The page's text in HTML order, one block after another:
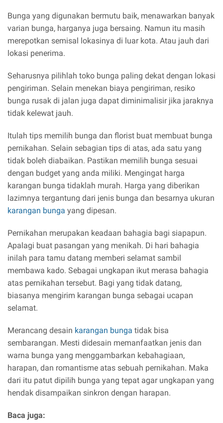
Bunga yang digunakan bermutu baik, menawarkan banyak
varian bunga, harganya juga bersaing. Namun itu masih
merepotkan semisal lokasinya di luar kota. Atau jauh dari
lokasi penerima.
Seharusnya pilihlah toko bunga paling dekat dengan lokasi
pengiriman. Selain menekan biaya pengiriman, resiko
bunga rusak di jalan juga dapat diminimalisir jika jaraknya
tidak kelewat jauh.
Itulah tips memilih bunga dan florist buat membuat bunga
pernikahan. Selain sebagian tips di atas, ada satu yang
tidak boleh diabaikan. Pastikan memilih bunga sesuai
dengan budget yang anda miliki. Mengingat harga
karangan bunga tidaklah murah. Harga yang diberikan
lazimnya tergantung dari jenis bunga dan besarnya ukuran
karangan bunga yang dipesan.
Pernikahan merupakan keadaan bahagia bagi siapapun.
Apalagi buat pasangan yang menikah. Di hari bahagia
inilah para tamu datang memberi selamat sambil
membawa kado. Sebagai ungkapan ikut merasa bahagia
atas pernikahan tersebut. Bagi yang tidak datang,
biasanya mengirim karangan bunga sebagai ucapan
selamat.
Merancang desain karangan bunga tidak bisa
sembarangan. Mesti didesain memanfaatkan jenis dan
warna bunga yang menggambarkan kebahagiaan,
harapan, dan romantisme atas sebuah pernikahan. Maka
dari itu patut dipilih bunga yang tepat agar ungkapan yang
hendak disampaikan sinkron dengan harapan.
Baca juga: